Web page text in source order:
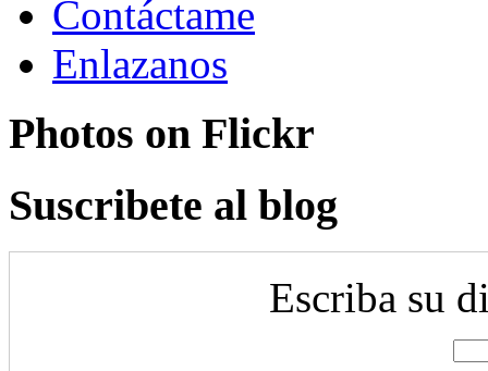
Contáctame
Enlazanos
Photos on Flickr
Suscribete al blog
Escriba su